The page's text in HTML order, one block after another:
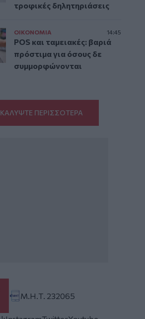
τροφικές δηλητηριάσεις
ΟΙΚΟΝΟΜΙΑ 14:45
POS και ταμειακές: βαριά
πρόστιμα για όσους δε
συμμορφώνονται
ΠΕΡΙΣΣΟΤΕΡΑ
Μ.Η.Τ. 232065